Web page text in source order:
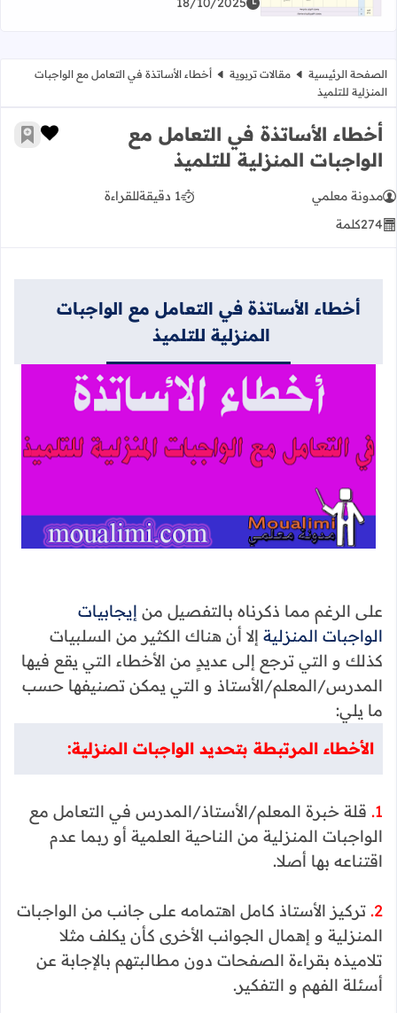
الصفحة الرئيسية مقالات تربوية
أخطاء الأساتذة في التعامل مع الواجبات
المنزلية للتلميذ
أخطاء الأساتذة في التعامل مع
الواجبات المنزلية للتلميذ
زر
أضف
مدونة معلمي 1 دقيقة
للقراءة
274كلمة
أخطاء الأساتذة في التعامل مع الواجبات
المنزلية للتلميذ
على الرغم مما ذكرناه بالتفصيل من إيجابيات
الواجبات المنزلية إلا أن هناك الكثير من السلبيات
كذلك و التي ترجع إلى عديدٍ من الأخطاء التي يقع فيها
المدرس/المعلم/الأستاذ و التي يمكن تصنيفها حسب
ما يلي:
الأخطاء المرتبطة بتحديد الواجبات المنزلية:
1. قلة خبرة المعلم/الأستاذ/المدرس في التعامل مع
الواجبات المنزلية من الناحية العلمية أو ربما عدم
اقتناعه بها أصلا.
2. تركيز الأستاذ كامل اهتمامه على جانب من الواجبات
المنزلية و إهمال الجوانب الأخرى كأن يكلف مثلا
تلاميذه بقراءة الصفحات دون مطالبتهم بالإجابة عن
أسئلة الفهم و التفكير.